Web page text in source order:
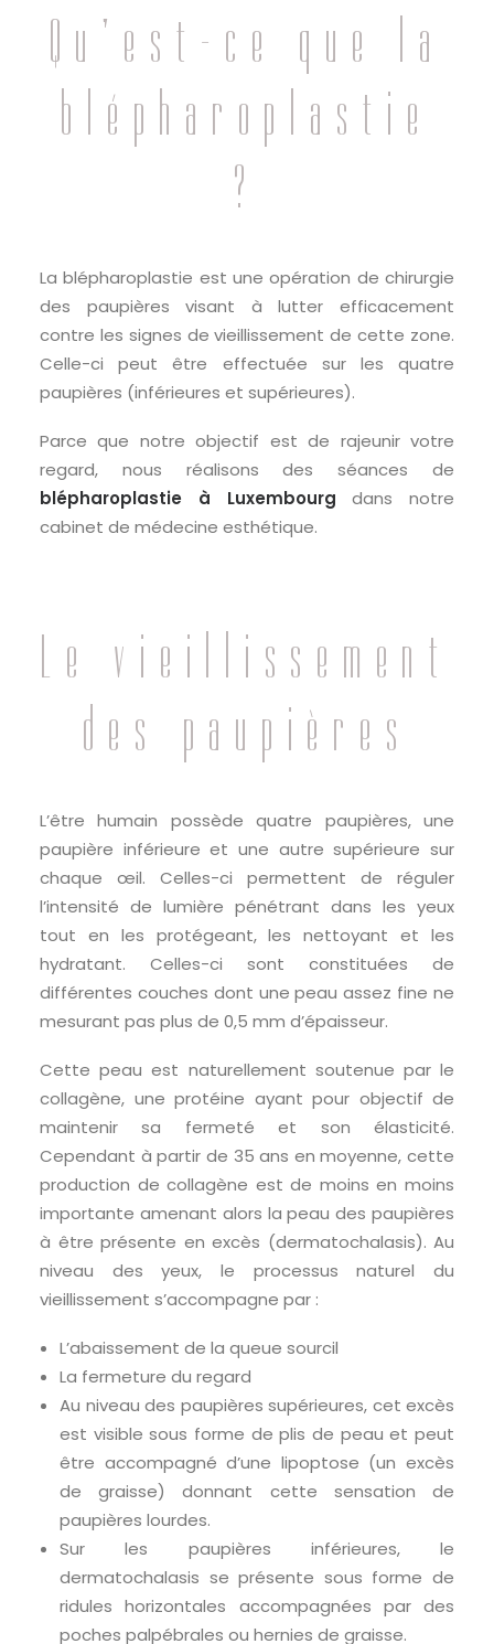
Qu’est-ce que la
blépharoplastie
?
La blépharoplastie est une opération de chirurgie
des paupières visant à lutter efficacement
contre les signes de vieillissement de cette zone.
Celle-ci peut être effectuée sur les quatre
paupières (inférieures et supérieures).
Parce que notre objectif est de rajeunir votre
regard, nous réalisons des séances de
blépharoplastie à Luxembourg dans notre
cabinet de médecine esthétique.
Le vieillissement
des paupières
L’être humain possède quatre paupières, une
paupière inférieure et une autre supérieure sur
chaque œil. Celles-ci permettent de réguler
l’intensité de lumière pénétrant dans les yeux
tout en les protégeant, les nettoyant et les
hydratant. Celles-ci sont constituées de
différentes couches dont une peau assez fine ne
mesurant pas plus de 0,5 mm d’épaisseur.
Cette peau est naturellement soutenue par le
collagène, une protéine ayant pour objectif de
maintenir sa fermeté et son élasticité.
Cependant à partir de 35 ans en moyenne, cette
production de collagène est de moins en moins
importante amenant alors la peau des paupières
à être présente en excès (dermatochalasis). Au
niveau des yeux, le processus naturel du
vieillissement s’accompagne par :
L’abaissement de la queue sourcil
La fermeture du regard
Au niveau des paupières supérieures, cet excès
est visible sous forme de plis de peau et peut
être accompagné d’une lipoptose (un excès
de graisse) donnant cette sensation de
paupières lourdes.
Sur les paupières inférieures, le
dermatochalasis se présente sous forme de
ridules horizontales accompagnées par des
poches palpébrales ou hernies de graisse.